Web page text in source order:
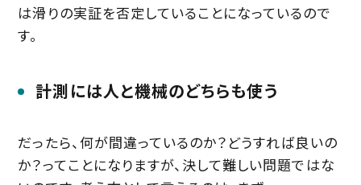
は滑りの実証を否定していることになっているので
す。
計測には人と機械のどちらも使う
だったら、何が間違っているのか？どうすれば良いの
か？ってことになりますが、決して難しい問題ではな